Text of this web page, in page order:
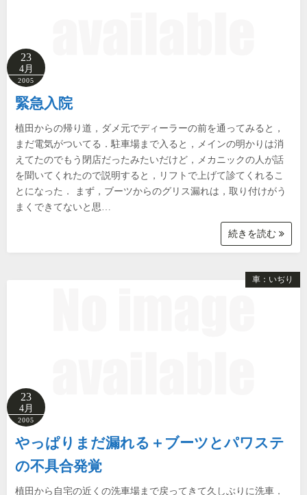
23
4月
2005
緊急入院
植田からの帰り道，ダメ元でディーラーの前を通ってみると，
まだ電気がついてる．駐車場まで入ると，メインの明かりは消
えてたのでもう閉店だったみたいだけど，メカニックの人が話
を聞いてくれたので説明すると，リフトで上げて診てくれるこ
とになった． まず，ブーツからのグリス漏れは，取り付けがう
まくできてないと思…
続きを読む
車：いぢり
23
4月
2005
やっぱりまだ漏れる＋ブーツとパワステ
の不具合発覚
植田から自宅の近くの洗車場まで戻ってきて久しぶりに洗車．